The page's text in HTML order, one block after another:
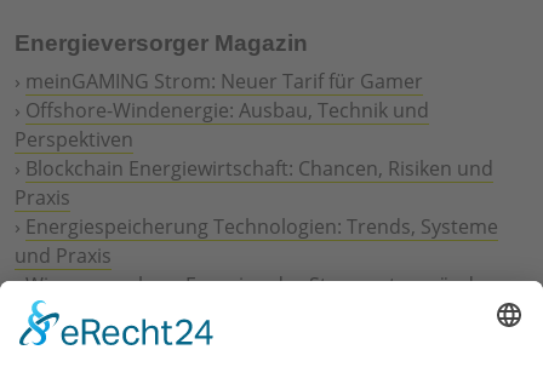
Energieversorger Magazin
› meinGAMING Strom: Neuer Tarif für Gamer
› Offshore-Windenergie: Ausbau, Technik und
Perspektiven
› Blockchain Energiewirtschaft: Chancen, Risiken und
Praxis
› Energiespeicherung Technologien: Trends, Systeme
und Praxis
›Wie erneuerbare Energien das Stromnetz verändern
Digitalisierung Energiewirtschaft: Effizienz, Netze und
Prozesse